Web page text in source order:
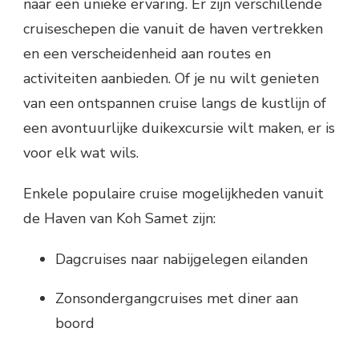
naar een unieke ervaring. Er zijn verschillende
cruiseschepen die vanuit de haven vertrekken
en een verscheidenheid aan routes en
activiteiten aanbieden. Of je nu wilt genieten
van een ontspannen cruise langs de kustlijn of
een avontuurlijke duikexcursie wilt maken, er is
voor elk wat wils.
Enkele populaire cruise mogelijkheden vanuit
de Haven van Koh Samet zijn:
Dagcruises naar nabijgelegen eilanden
Zonsondergangcruises met diner aan
boord